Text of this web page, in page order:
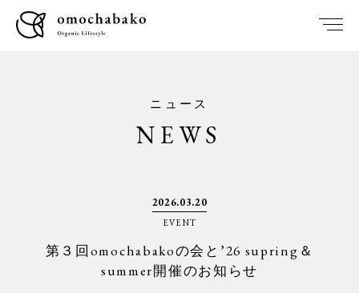
ニュース
NEWS
2026.03.20
EVENT
第３回omochabakoの会と’26 supring＆
summer開催のお知らせ